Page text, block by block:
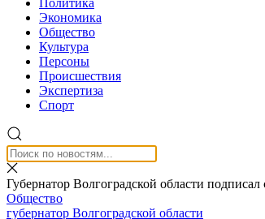
Политика
Экономика
Общество
Культура
Персоны
Происшествия
Экспертиза
Спорт
Губернатор Волгоградской области
Общество
губернатор Волгоградской области